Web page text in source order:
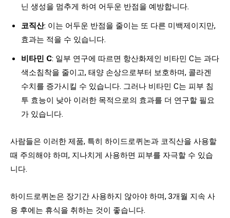
닌 생성을 멈추게 하여 어두운 반점을 예방합니다.
코직산: 이는 어두운 반점을 줄이는 또 다른 미백제이지만,
효과는 적을 수 있습니다.
비타민 C: 일부 연구에 따르면 항산화제인 비타민 C는 과다
색소침착을 줄이고, 태양 손상으로부터 보호하며, 콜라겐
수치를 증가시킬 수 있습니다. 그러나 비타민 C는 피부 침
투 효능이 낮아 이러한 목적으로의 효과를 더 연구할 필요
가 있습니다.
사람들은 이러한 제품, 특히 하이드로퀴논과 코직산을 사용할
때 주의해야 하며, 지나치게 사용하면 피부를 자극할 수 있습
니다.
하이드로퀴논은 장기간 사용하지 않아야 하며, 3개월 지속 사
용 후에는 휴식을 취하는 것이 좋습니다.